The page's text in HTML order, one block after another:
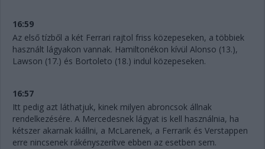
16:59
Az első tízből a két Ferrari rajtol friss közepeseken, a többiek
használt lágyakon vannak. Hamiltonékon kívül Alonso (13.),
Lawson (17.) és Bortoleto (18.) indul közepeseken.
16:57
Itt pedig azt láthatjuk, kinek milyen abroncsok állnak
rendelkezésére. A Mercedesnek lágyat is kell használnia, ha
kétszer akarnak kiállni, a McLarenek, a Ferrarik és Verstappen
erre nincsenek rákényszerítve ebben az esetben sem.